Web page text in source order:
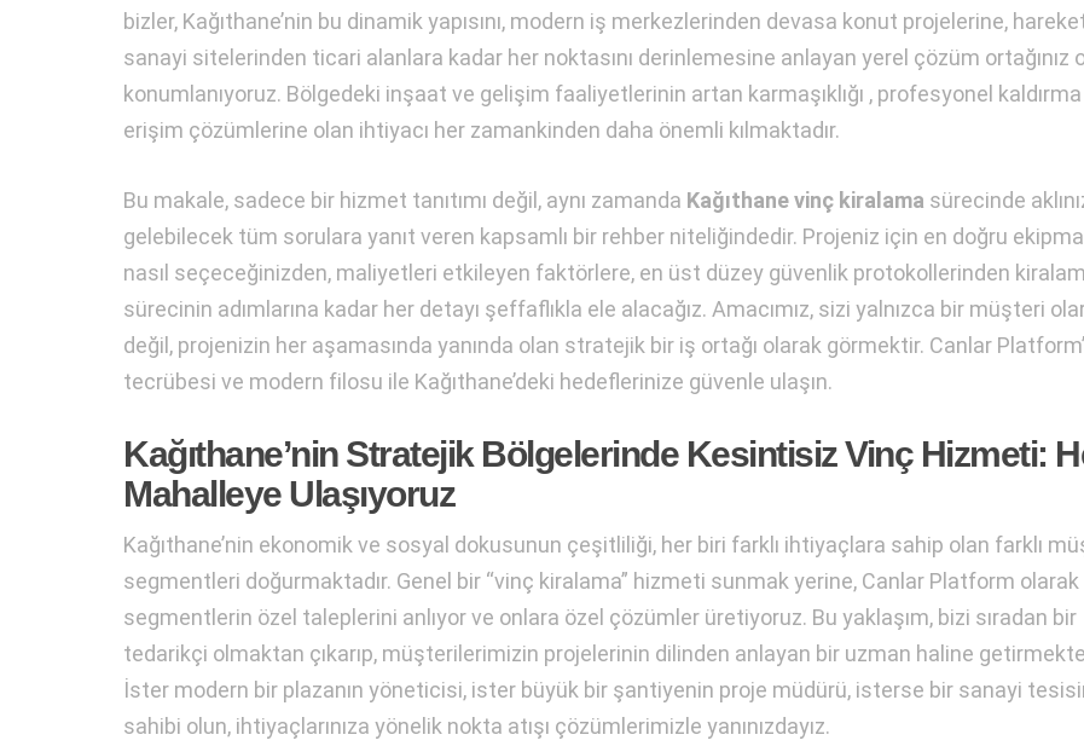
bizler, Kağıthane’nin bu dinamik yapısını, modern iş merkezlerinden devasa konut projelerine,
sanayi sitelerinden ticari alanlara kadar her noktasını derinlemesine anlayan yerel çözüm ortağınız
konumlanıyoruz. Bölgedeki inşaat ve gelişim faaliyetlerinin artan karmaşıklığı , profesyonel
erişim çözümlerine olan ihtiyacı her zamankinden daha önemli kılmaktadır.
Bu makale, sadece bir hizmet tanıtımı değil, aynı zamanda Kağıthane vinç kiralama sürecinde
gelebilecek tüm sorulara yanıt veren kapsamlı bir rehber niteliğindedir. Projeniz için en doğru
nasıl seçeceğinizden, maliyetleri etkileyen faktörlere, en üst düzey güvenlik protokollerinden
sürecinin adımlarına kadar her detayı şeffaflıkla ele alacağız. Amacımız, sizi yalnızca bir müşteri
değil, projenizin her aşamasında yanında olan stratejik bir iş ortağı olarak görmektir. Canlar
tecrübesi ve modern filosu ile Kağıthane’deki hedeflerinize güvenle ulaşın.
Kağıthane’nin Stratejik Bölgelerinde Kesintisiz Vinç Hizmeti:
Mahalleye Ulaşıyoruz
Kağıthane’nin ekonomik ve sosyal dokusunun çeşitliliği, her biri farklı ihtiyaçlara sahip olan farklı
segmentleri doğurmaktadır. Genel bir “vinç kiralama” hizmeti sunmak yerine, Canlar Platform olarak
segmentlerin özel taleplerini anlıyor ve onlara özel çözümler üretiyoruz. Bu yaklaşım, bizi sıradan bir
tedarikçi olmaktan çıkarıp, müşterilerimizin projelerinin dilinden anlayan bir uzman haline
İster modern bir plazanın yöneticisi, ister büyük bir şantiyenin proje müdürü, isterse bir sanayi
sahibi olun, ihtiyaçlarınıza yönelik nokta atışı çözümlerimizle yanınızdayız.